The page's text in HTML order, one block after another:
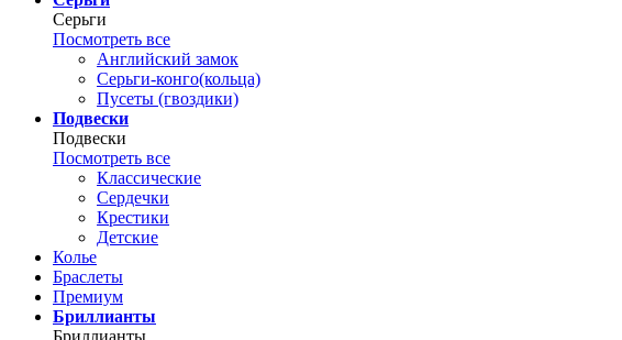
Серьги
Посмотреть все
Английский замок
Серьги-конго(кольца)
Пусеты (гвоздики)
Подвески
Подвески
Посмотреть все
Классические
Сердечки
Крестики
Детские
Колье
Браслеты
Премиум
Бриллианты
Бриллианты